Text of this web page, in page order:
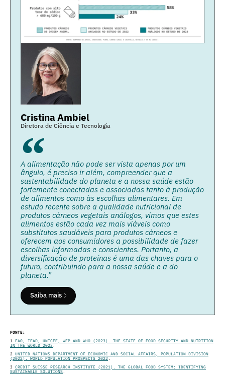
Cristina Ambiel
Diretora de Ciência e Tecnologia
A alimentação não pode ser vista apenas por um
ângulo, é preciso ir além, compreender que a
sustentabilidade do planeta e a nossa saúde estão
fortemente conectadas e associadas tanto à produção
de alimentos como às escolhas alimentares. Em
estudo recente sobre a qualidade nutricional de
produtos cárneos vegetais análogos, vimos que estes
alimentos estão cada vez mais viáveis como
substitutos saudáveis para produtos cárneos e
oferecem aos consumidores a possibilidade de fazer
escolhas informadas e conscientes. Portanto, a
diversificação de proteínas é uma das chaves para o
futuro, contribuindo para a nossa saúde e a do
planeta.”
Saiba mais
FONTE:
1 FAO, IFAD, UNICEF, WFP AND WHO (2023). THE STATE OF FOOD SECURITY AND NUTRITION
IN THE WORLD 2023 .
2 UNITED NATIONS DEPARTMENT OF ECONOMIC AND SOCIAL AFFAIRS, POPULATION DIVISION
(2022). WORLD POPULATION PROSPECTS 2022.
3 CREDIT SUISSE RESEARCH INSTITUTE (2021). THE GLOBAL FOOD SYSTEM: IDENTIFYING
SUSTAINABLE SOLUTIONS.